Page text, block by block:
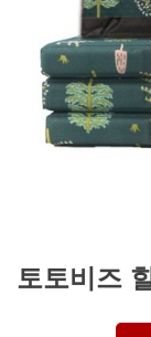
토토비즈